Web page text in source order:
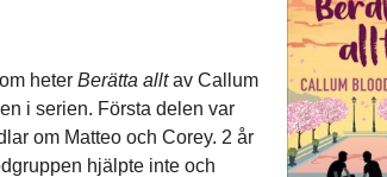
heter Berätta alltav Callum
i serien. Första delen var
om Matteo och Corey. 2 år
hjälpte inte och